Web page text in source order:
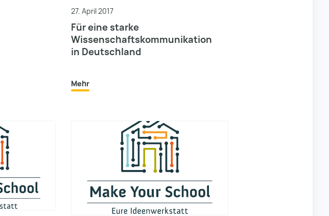
27. April 2017
Für eine starke
Wissenschaftskommunikation
in Deutschland
Mehr